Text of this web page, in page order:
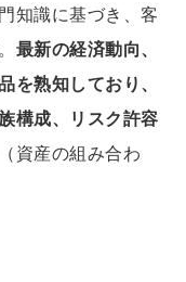
知識に基づき、客
最新の経済動向、
を熟知しており、
構成、リスク許容
資産の組み合わ